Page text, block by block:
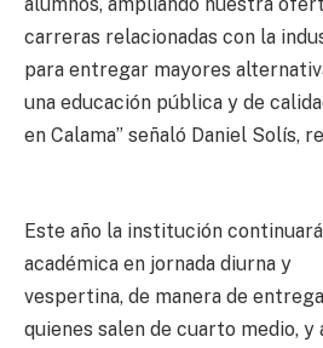
carreras relacionadas con la
para entregar mayores
una educación pública y de
en Calama” señaló Daniel Solís,
Este año la institución
académica en jornada diurna y
vespertina, de manera de
quienes salen de cuarto medio, y